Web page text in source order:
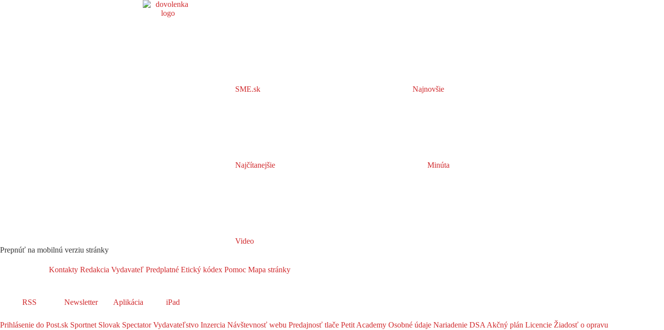
SME.sk Najnovšie
Najčítanejšie Minúta
Video
Prepnúť na mobilnú verziu stránky
Kontakty Redakcia Vydavateľ Predplatné Etický kódex Pomoc Mapa stránky
RSS Newsletter Aplikácia iPad
Prihlásenie do Post.sk Sportnet Slovak SpectatorVydavateľstvo Inzercia Návštevnosť webu Predajnosť tlače Petit Academy Osobné údaje Nariadenie DSA Akčný plán Licencie Žiadosť o opravu